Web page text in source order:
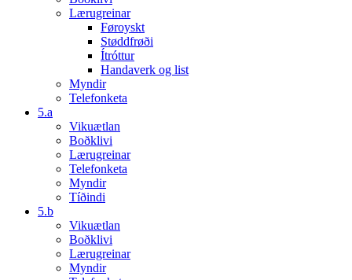
Lærugreinar
Føroyskt
Støddfrøði
Ítróttur
Handaverk og list
Myndir
Telefonketa
5.a
Vikuætlan
Boðklivi
Lærugreinar
Telefonketa
Myndir
Tíðindi
5.b
Vikuætlan
Boðklivi
Lærugreinar
Myndir